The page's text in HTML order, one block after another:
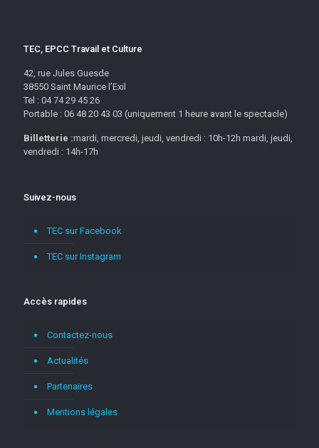
TEC, EPCC Travail et Culture
42, rue Jules Guesde
38550 Saint Maurice l’Exil
Tel : 04 74 29 45 26
Portable : 06 48 20 43 03 (uniquement 1 heure avant le spectacle)
Billetterie :mardi, mercredi, jeudi, vendredi : 10h-12h mardi, jeudi,
vendredi : 14h-17h
Suivez-nous
TEC sur Facebook
TEC sur Instagram
Accès rapides
Contactez-nous
Actualités
Partenaires
Mentions légales